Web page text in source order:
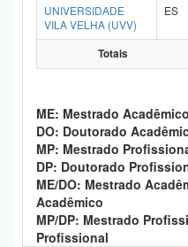
UNIVERSIDADE
VILA VELHA (UVV)
ES
Totais
ME: Mestrado Acadêmico
DO: Doutorado
MP: Mestrado
DP: Doutorado
ME/DO: Mestrado
Acadêmico
MP/DP: Mestrado
Profissional